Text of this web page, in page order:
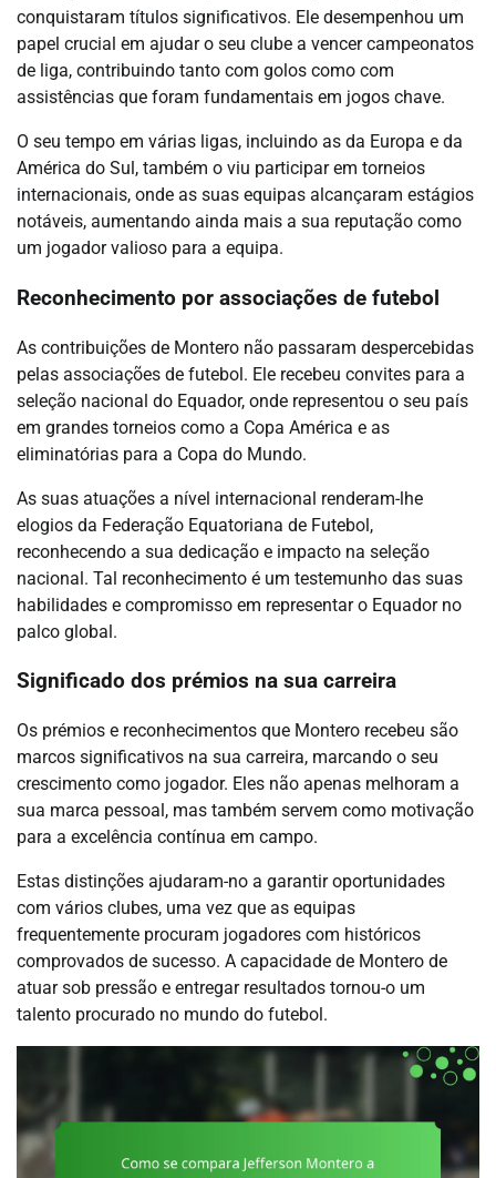
conquistaram títulos significativos. Ele desempenhou um
papel crucial em ajudar o seu clube a vencer campeonatos
de liga, contribuindo tanto com golos como com
assistências que foram fundamentais em jogos chave.
O seu tempo em várias ligas, incluindo as da Europa e da
América do Sul, também o viu participar em torneios
internacionais, onde as suas equipas alcançaram estágios
notáveis, aumentando ainda mais a sua reputação como
um jogador valioso para a equipa.
Reconhecimento por associações de futebol
As contribuições de Montero não passaram despercebidas
pelas associações de futebol. Ele recebeu convites para a
seleção nacional do Equador, onde representou o seu país
em grandes torneios como a Copa América e as
eliminatórias para a Copa do Mundo.
As suas atuações a nível internacional renderam-lhe
elogios da Federação Equatoriana de Futebol,
reconhecendo a sua dedicação e impacto na seleção
nacional. Tal reconhecimento é um testemunho das suas
habilidades e compromisso em representar o Equador no
palco global.
Significado dos prémios na sua carreira
Os prémios e reconhecimentos que Montero recebeu são
marcos significativos na sua carreira, marcando o seu
crescimento como jogador. Eles não apenas melhoram a
sua marca pessoal, mas também servem como motivação
para a excelência contínua em campo.
Estas distinções ajudaram-no a garantir oportunidades
com vários clubes, uma vez que as equipas
frequentemente procuram jogadores com históricos
comprovados de sucesso. A capacidade de Montero de
atuar sob pressão e entregar resultados tornou-o um
talento procurado no mundo do futebol.